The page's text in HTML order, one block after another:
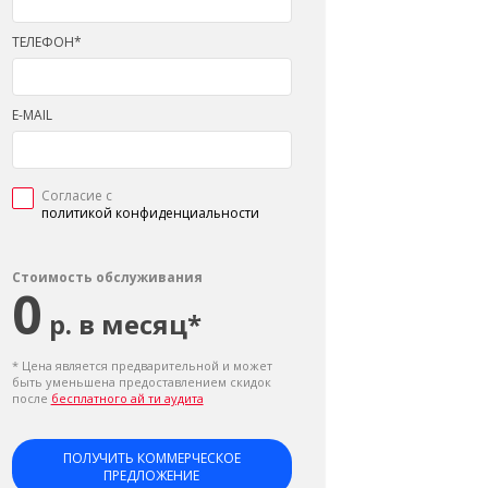
ТЕЛЕФОН*
E-MAIL
Согласие с
политикой конфиденциальности
Стоимость обслуживания
0 р. в месяц*
* Цена является предварительной и может
быть уменьшена предоставлением скидок
после бесплатного ай ти аудита